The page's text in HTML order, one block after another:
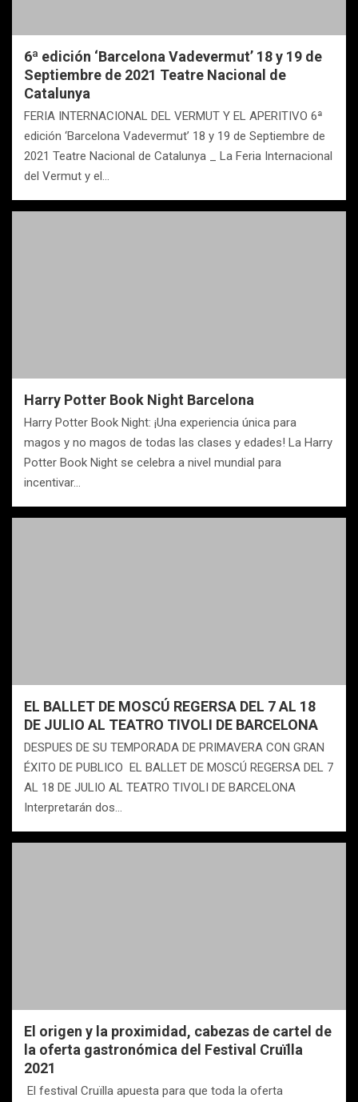
6ª edición ‘Barcelona Vadevermut’ 18 y 19 de
Septiembre de 2021 Teatre Nacional de
Catalunya
FERIA INTERNACIONAL DEL VERMUT Y EL APERITIVO 6ª
edición ‘Barcelona Vadevermut’ 18 y 19 de Septiembre de
2021 Teatre Nacional de Catalunya _ La Feria Internacional
del Vermut y el…
Harry Potter Book Night Barcelona
Harry Potter Book Night: ¡Una experiencia única para
magos y no magos de todas las clases y edades! La Harry
Potter Book Night se celebra a nivel mundial para
incentivar…
EL BALLET DE MOSCÚ REGERSA DEL 7 AL 18
DE JULIO AL TEATRO TIVOLI DE BARCELONA
DESPUES DE SU TEMPORADA DE PRIMAVERA CON GRAN
ÉXITO DE PUBLICO EL BALLET DE MOSCÚ REGERSA DEL 7
AL 18 DE JULIO AL TEATRO TIVOLI DE BARCELONA
Interpretarán dos…
El origen y la proximidad, cabezas de cartel de
la oferta gastronómica del Festival Cruïlla
2021
El festival Cruïlla apuesta para que toda la oferta